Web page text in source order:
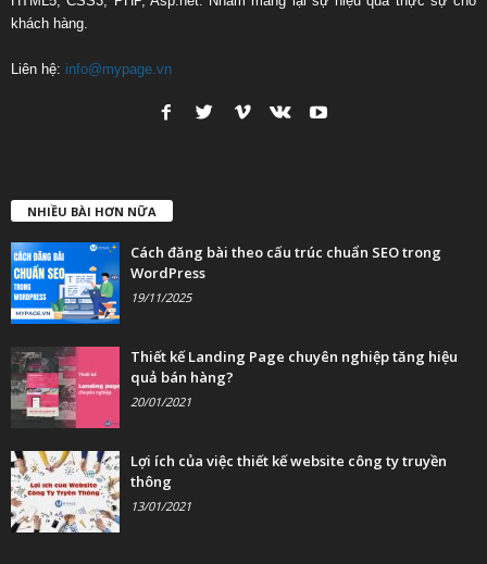
khách hàng.
Liên hệ: info@mypage.vn
NHIỀU BÀI HƠN NỮA
Cách đăng bài theo cấu trúc chuẩn SEO trong
WordPress
19/11/2025
Thiết kế Landing Page chuyên nghiệp tăng hiệu
quả bán hàng?
20/01/2021
Lợi ích của việc thiết kế website công ty truyền
thông
13/01/2021